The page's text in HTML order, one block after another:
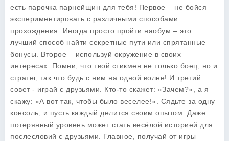
есть парочка парнейщин для тебя! Первое – не бойся
экспериментировать с различными способами
прохождения. Иногда просто пройти наобум – это
лучший способ найти секретные пути или спрятанные
бонусы. Второе – используй окружение в своих
интересах. Помни, что твой стикмен не только боец, но и
стратег, так что будь с ним на одной волне! И третий
совет - играй с друзьями. Кто-то скажет: «Зачем?», а я
скажу: «А вот так, чтобы было веселее!». Сядьте за одну
консоль, и пусть каждый делится своим опытом. Даже
потерянный уровень может стать весёлой историей для
послесловий с друзьями. Главное, получай от игры